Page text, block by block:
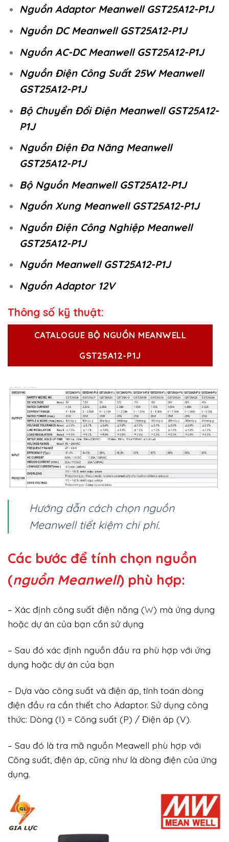
Nguồn Adaptor Meanwell GST25A12-P1J
Nguồn DC Meanwell GST25A12-P1J
Nguồn AC-DC Meanwell GST25A12-P1J
Nguồn Điện Công Suất 25W Meanwell
GST25A12-P1J
Bộ Chuyển Đổi Điện Meanwell GST25A12-
P1J
Nguồn Điện Đa Năng Meanwell
GST25A12-P1J
Bộ Nguồn Meanwell GST25A12-P1J
Nguồn Xung Meanwell GST25A12-P1J
Nguồn Điện Công Nghiệp Meanwell
GST25A12-P1J
Nguồn Meanwell GST25A12-P1J
Nguồn Adaptor 12V
Thông số kỹ thuật:
CATALOGUE BỘ NGUỒN MEANWELL
GST25A12-P1J
Hướng dẫn cách chọn nguồn
Meanwell tiết kiệm chi phí.
Các bước để tính chọn nguồn
(nguồn Meanwell) phù hợp:
– Xác định công suất điện năng (W) mà ứng dụng
hoặc dự án của bạn cần sử dụng
– Sau đó xác định nguồn đầu ra phù hợp với ứng
dụng hoặc dự án của bạn
– Dựa vào công suất và điện áp, tính toán dòng
điện đầu ra cần thiết cho Adaptor. Sử dụng công
thức: Dòng (I) = Công suất (P) / Điện áp (V).
– Sau đó là tra mã nguồn Meawell phù hợp với
Công suất, điện áp, cũng như là dòng điện của ứng
dụng.